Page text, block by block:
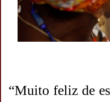
“Muito feliz de